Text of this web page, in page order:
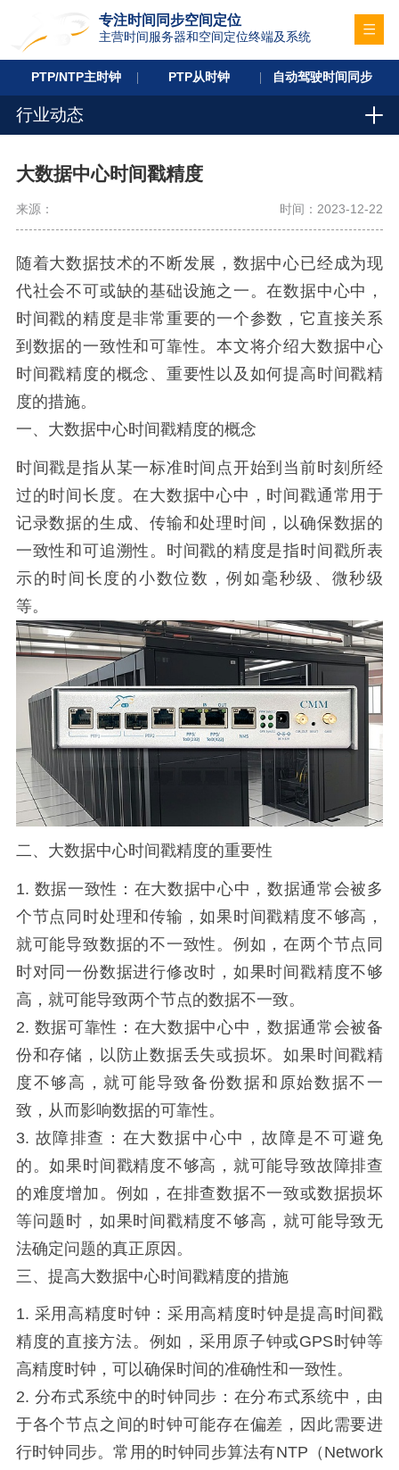
专注时间同步空间定位
主营时间服务器和空间定位终端及系统
PTP/NTP主时钟 PTP从时钟 自动驾驶时间同步
行业动态
大数据中心时间戳精度
来源： 时间：2023-12-22
随着大数据技术的不断发展，数据中心已经成为现
代社会不可或缺的基础设施之一。在数据中心中，
时间戳的精度是非常重要的一个参数，它直接关系
到数据的一致性和可靠性。本文将介绍大数据中心
时间戳精度的概念、重要性以及如何提高时间戳精
度的措施。
一、大数据中心时间戳精度的概念
时间戳是指从某一标准时间点开始到当前时刻所经
过的时间长度。在大数据中心中，时间戳通常用于
记录数据的生成、传输和处理时间，以确保数据的
一致性和可追溯性。时间戳的精度是指时间戳所表
示的时间长度的小数位数，例如毫秒级、微秒级
等。
二、大数据中心时间戳精度的重要性
1. 数据一致性：在大数据中心中，数据通常会被多
个节点同时处理和传输，如果时间戳精度不够高，
就可能导致数据的不一致性。例如，在两个节点同
时对同一份数据进行修改时，如果时间戳精度不够
高，就可能导致两个节点的数据不一致。
2. 数据可靠性：在大数据中心中，数据通常会被备
份和存储，以防止数据丢失或损坏。如果时间戳精
度不够高，就可能导致备份数据和原始数据不一
致，从而影响数据的可靠性。
3. 故障排查：在大数据中心中，故障是不可避免
的。如果时间戳精度不够高，就可能导致故障排查
的难度增加。例如，在排查数据不一致或数据损坏
等问题时，如果时间戳精度不够高，就可能导致无
法确定问题的真正原因。
三、提高大数据中心时间戳精度的措施
1. 采用高精度时钟：采用高精度时钟是提高时间戳
精度的直接方法。例如，采用原子钟或GPS时钟等
高精度时钟，可以确保时间的准确性和一致性。
2. 分布式系统中的时钟同步：在分布式系统中，由
于各个节点之间的时钟可能存在偏差，因此需要进
行时钟同步。常用的时钟同步算法有NTP（Network